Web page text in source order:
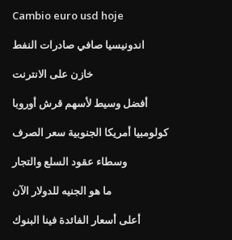
Cambio euro usd hoje
اندونيسيا صافي صادرات النفط
خازن على الانترنت
أفضل وسيط لأسهم قرش أوروبا
كولومبيا أمريكا الجنوبية سعر الصرف
وسطاء عقود السلع والتجار
ما هو الجنيه للدولار الآن
أعلى أسعار الفائدة فينا البنوك